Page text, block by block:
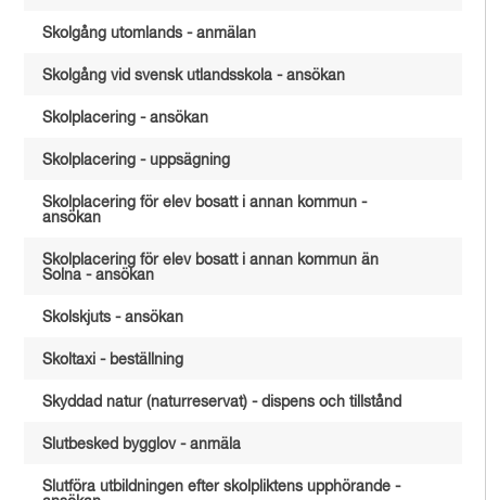
Skolgång utomlands - anmälan
Skolgång vid svensk utlandsskola - ansökan
Skolplacering - ansökan
Skolplacering - uppsägning
Skolplacering för elev bosatt i annan kommun -
ansökan
Skolplacering för elev bosatt i annan kommun än
Solna - ansökan
Skolskjuts - ansökan
Skoltaxi - beställning
Skyddad natur (naturreservat) - dispens och tillstånd
Slutbesked bygglov - anmäla
Slutföra utbildningen efter skolpliktens upphörande -